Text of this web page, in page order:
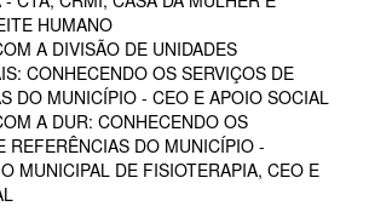
HUMANO
A DIVISÃO DE UNIDADES
CONHECENDO OS SERVIÇOS DE
DO MUNICÍPIO - CEO E APOIO SOCIAL
A DUR: CONHECENDO OS
REFERÊNCIAS DO MUNICÍPIO -
MUNICIPAL DE FISIOTERAPIA, CEO E